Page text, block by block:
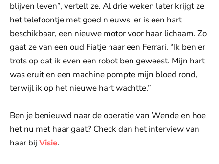
blijven leven”, vertelt ze. Al drie weken later krijgt ze
het telefoontje met goed nieuws: er is een hart
beschikbaar, een nieuwe motor voor haar lichaam. Zo
gaat ze van een oud Fiatje naar een Ferrari. “Ik ben er
trots op dat ik even een robot ben geweest. Mijn hart
was eruit en een machine pompte mijn bloed rond,
terwijl ik op het nieuwe hart wachtte.”
Ben je benieuwd naar de operatie van Wende en hoe
het nu met haar gaat? Check dan het interview van
haar bij Visie.